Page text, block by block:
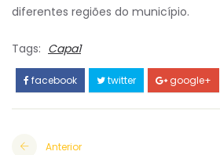
diferentes regiões do município.
Tags: Capa1
facebook twitter google+
Anterior